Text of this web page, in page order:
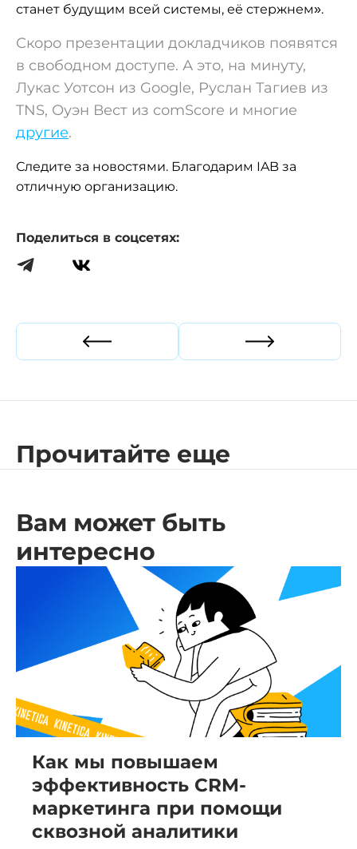
станет будущим всей системы, её стержнем».
Скоро презентации докладчиков появятся
в свободном доступе. А это, на минуту,
Лукас Уотсон из Google, Руслан Тагиев из
TNS, Оуэн Вест из comScore и многие
другие.
Следите за новостями. Благодарим IAB за
отличную организацию.
Поделиться в соцсетях:
Прошлая статья Следующая
Прочитайте еще
Вам может быть
интересно
Как мы повышаем
эффективность CRM-
маркетинга при помощи
сквозной аналитики